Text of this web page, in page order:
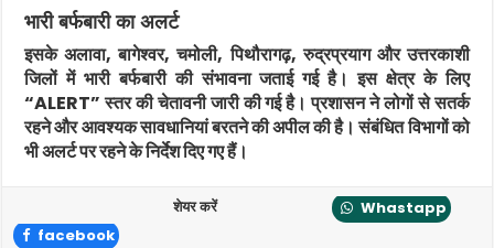
भारी बर्फबारी का अलर्ट
इसके अलावा,बागेश्वर, चमोली, पिथौरागढ़, रुद्रप्रयाग और उत्तरकाशी
जिलों में भारी बर्फबारी की संभावना जताई गई है। इस क्षेत्र के लिए
“ALERT” स्तर की चेतावनी जारी की गई है। प्रशासन ने लोगों से सतर्क
रहने और आवश्यक सावधानियां बरतने की अपील की है। संबंधित विभागों को
भी अलर्ट पर रहने के निर्देश दिए गए हैं।
शेयर करें
Whastapp
facebook